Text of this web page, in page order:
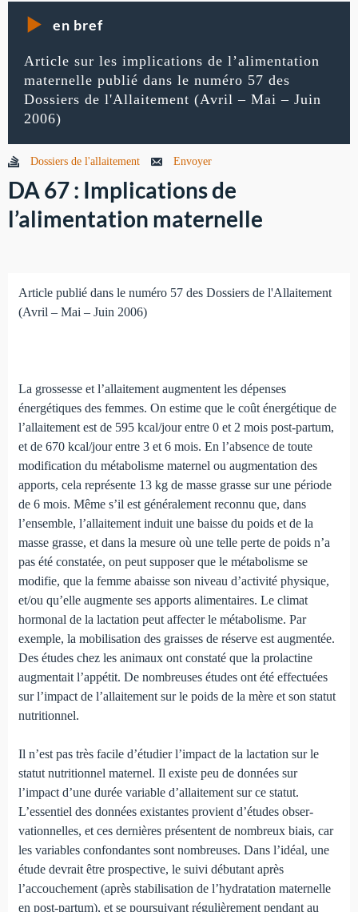
en bref
Article sur les implications de l’alimentation
maternelle publié dans le numéro 57 des
Dossiers de l'Allaitement (Avril – Mai – Juin
2006)
Dossiers de l'allaitement Envoyer
DA 67 : Implications de
l’alimentation maternelle
Article publié dans le numéro 57 des Dossiers de l'Allaitement
(Avril – Mai – Juin 2006)
La grossesse et l’allaitement augmentent les dépenses
énergétiques des femmes. On estime que le coût éner­gétique de
l’allaitement est de 595 kcal/jour entre 0 et 2 mois post-partum,
et de 670 kcal/jour entre 3 et 6 mois. En l’absence de toute
modification du métabolisme maternel ou augmentation des
apports, cela représente 13 kg de masse grasse sur une période
de 6 mois. Même s’il est générale­ment reconnu que, dans
l’ensemble, l’allaitement induit une baisse du poids et de la
masse grasse, et dans la mesure où une telle perte de poids n’a
pas été constatée, on peut suppo­ser que le métabolisme se
modifie, que la femme abaisse son niveau d’activité physique,
et/ou qu’elle augmente ses ap­ports alimentaires. Le climat
hormonal de la lactation peut affecter le métabolisme. Par
exemple, la mobilisation des graisses de réserve est augmentée.
Des études chez les ani­maux ont constaté que la prolactine
augmentait l’appétit. De nombreuses études ont été effectuées
sur l’impact de l’allaitement sur le poids de la mère et son statut
nutrition­nel.
Il n’est pas très facile d’étudier l’impact de la lactation sur le
statut nutritionnel maternel. Il existe peu de données sur
l’impact d’une durée variable d’allaitement sur ce statut.
L’essentiel des données existantes provient d’études obser­
vationnelles, et ces dernières présentent de nombreux biais, car
les variables confondantes sont nombreuses. Dans l’idéal, une
étude devrait être prospective, le suivi débutant après
l’accouchement (après stabilisation de l’hydratation maternelle
en post-partum), et se poursuivant régulièrement pendant au